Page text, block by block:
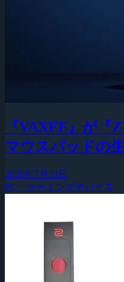
『VAXEE』が『
マウスパッドの
2026年7月23日
PC・ゲーミングデバイス